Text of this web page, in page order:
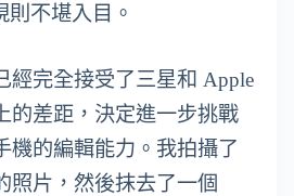
則不堪入目。
經完全接受了三星和 Apple
的差距，決定進一步挑戰
機的編輯能力。我拍攝了
照片，然後抹去了一個